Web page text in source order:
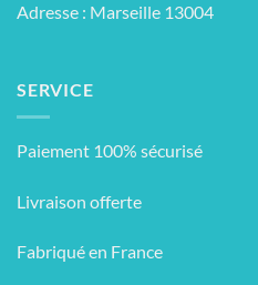
Adresse : Marseille 13004
SERVICE
Paiement 100% sécurisé
Livraison offerte
Fabriqué en France